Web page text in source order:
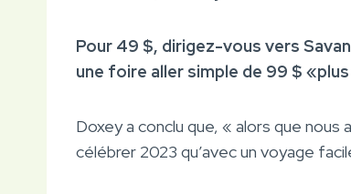
Pour 49 $, dirigez-vous vers
une foire aller simple de 99 $
Doxey a conclu que, « alors que nous
célébrer 2023 qu’avec un voyage